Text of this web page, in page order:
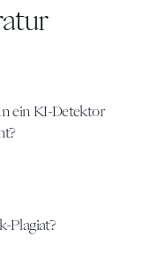
ein KI-Detektor
Plagiat?